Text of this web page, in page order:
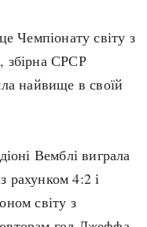
Чемпіонату світу з
збірна СРСР
найвище в своїй
Вемблі виграла
рахунком 4:2 і
світу з